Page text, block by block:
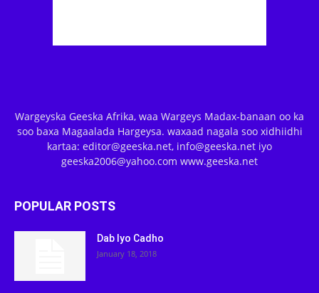
Wargeyska Geeska Afrika, waa Wargeys Madax-banaan oo ka
soo baxa Magaalada Hargeysa. waxaad nagala soo xidhiidhi
kartaa: editor@geeska.net, info@geeska.net iyo
geeska2006@yahoo.com www.geeska.net
POPULAR POSTS
Dab Iyo Cadho
January 18, 2018